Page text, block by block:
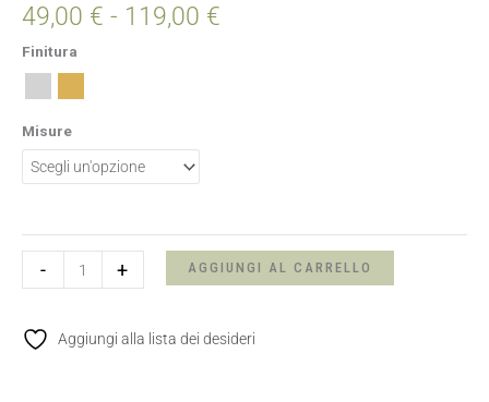
49,00 € - 119,00 €
Finitura
Misure
- + AGGIUNGI AL CARRELLO
Aggiungi alla lista dei desideri